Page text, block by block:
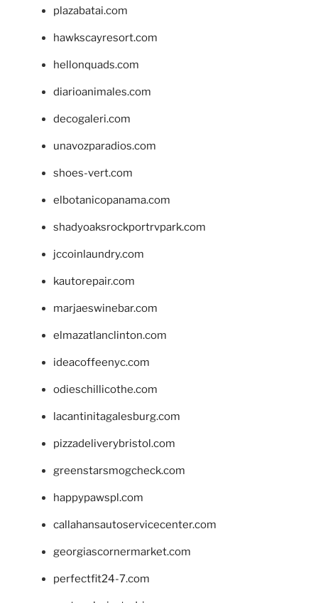
plazabatai.com
hawkscayresort.com
hellonquads.com
diarioanimales.com
decogaleri.com
unavozparadios.com
shoes-vert.com
elbotanicopanama.com
shadyoaksrockportrvpark.com
jccoinlaundry.com
kautorepair.com
marjaeswinebar.com
elmazatlanclinton.com
ideacoffeenyc.com
odieschillicothe.com
lacantinitagalesburg.com
pizzadeliverybristol.com
greenstarsmogcheck.com
happypawspl.com
callahansautoservicecenter.com
georgiascornermarket.com
perfectfit24-7.com